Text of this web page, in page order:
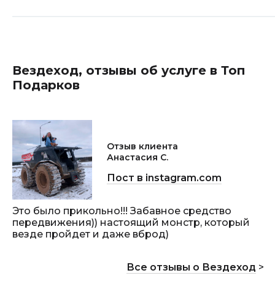
Вездеход, отзывы об услуге в Топ
Подарков
Отзыв клиента
Анастасия С.
Пост в instagram.com
Это было прикольно!!! Забавное средство
передвижения)) настоящий монстр, который
везде пройдет и даже вброд)
Все отзывы о Вездеход >